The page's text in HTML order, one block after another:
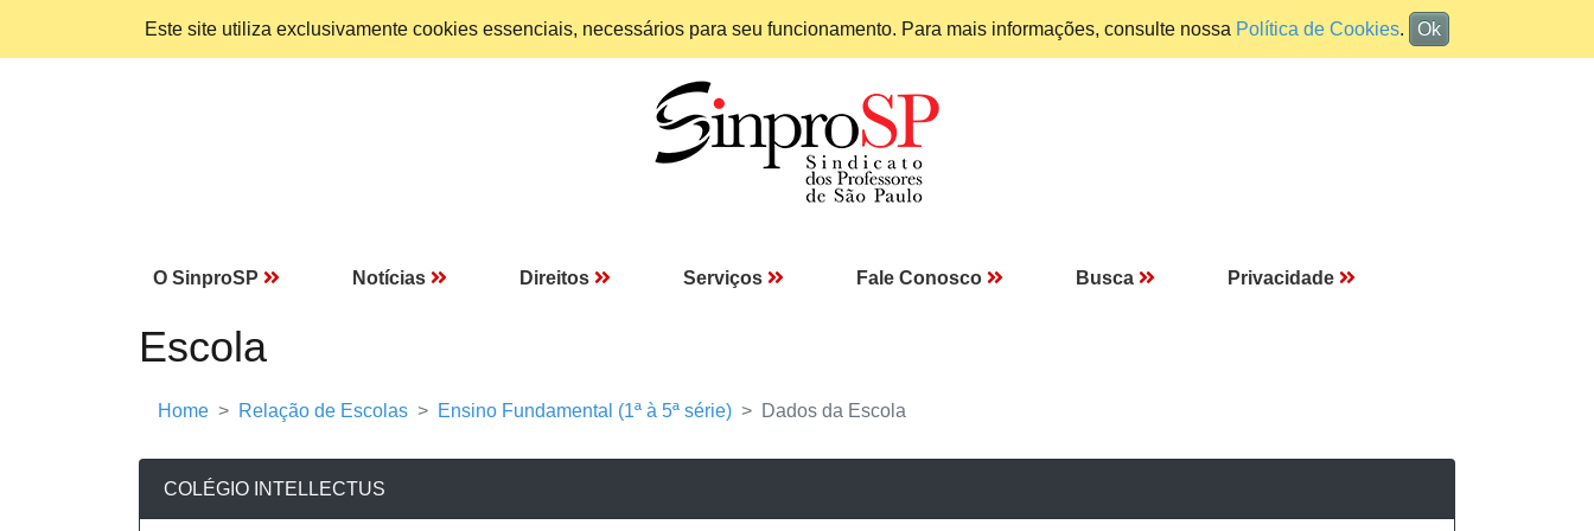
Este site utiliza exclusivamente cookies essenciais, necessários para seu funcionamento. Para mais informações, consulte nossa Política de Cookies. Ok
O SinproSP Notícias Direitos Serviços Fale Conosco Busca Privacidade
Escola
Home Relação de Escolas Ensino Fundamental (1ª à 5ª série) Dados da Escola
COLÉGIO INTELLECTUS